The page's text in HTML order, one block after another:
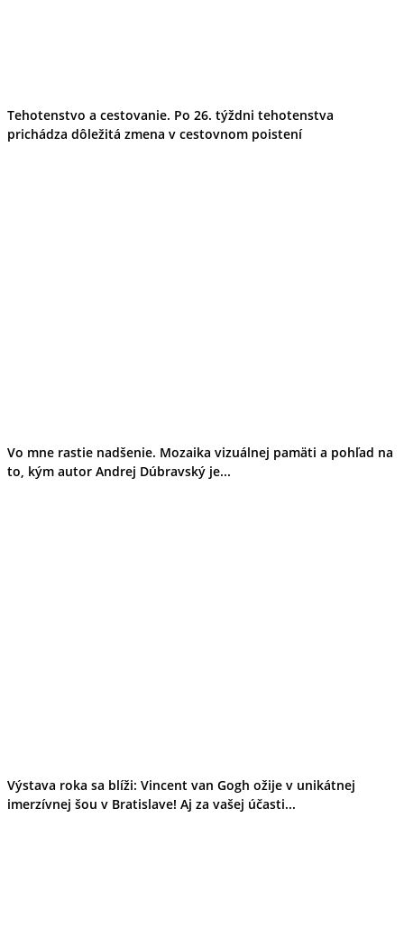
Tehotenstvo a cestovanie. Po 26. týždni tehotenstva
prichádza dôležitá zmena v cestovnom poistení
Vo mne rastie nadšenie. Mozaika vizuálnej pamäti a pohľad na
to, kým autor Andrej Dúbravský je...
Výstava roka sa blíži: Vincent van Gogh ožije v unikátnej
imerzívnej šou v Bratislave! Aj za vašej účasti...